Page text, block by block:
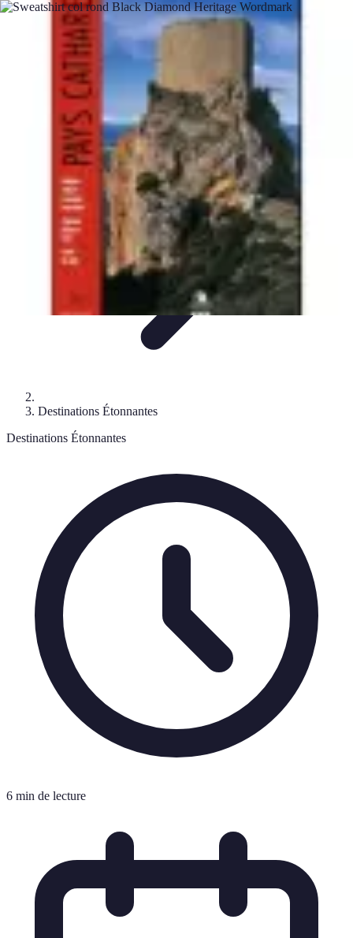
Pays à Découvrir
AventuriersConseils de VoyagePlages et Îles
Destinations
Inspiration Voyage
Pays à Découvrir
Destinations Étonnantes
Destinations Étonnantes
6 min de lecture